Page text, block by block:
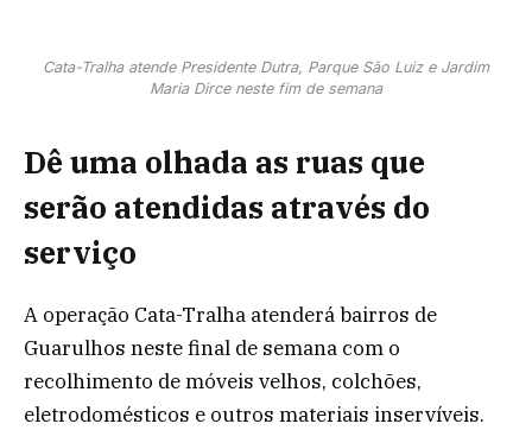
Cata-Tralha atende Presidente Dutra, Parque São Luiz e Jardim
Maria Dirce neste fim de semana
Dê uma olhada as ruas que
serão atendidas através do
serviço
A operação Cata-Tralha atenderá bairros de
Guarulhos neste final de semana com o
recolhimento de móveis velhos, colchões,
eletrodomésticos e outros materiais inservíveis.